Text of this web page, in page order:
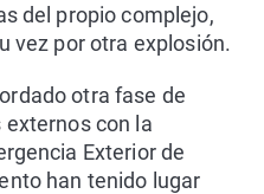
del propio complejo,
vez por otra explosión.
otra fase de
con la
Exterior de
han tenido lugar